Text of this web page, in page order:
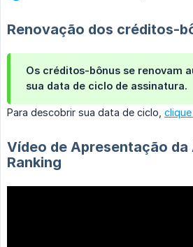
Renovação dos créditos-
Os créditos-bônus se renovam
sua data de ciclo de assinatura.
Para descobrir sua data de ciclo,
Vídeo de Apresentação da
Ranking